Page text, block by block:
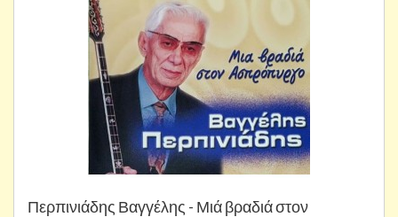
Περπινιάδης Βαγγέλης - Μιά βραδιά στον